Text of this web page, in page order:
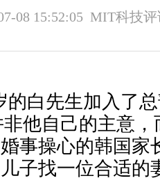
08 15:52:05 MIT科技
白先生加入了总
他自己的主意
事操心的韩国家
子找一位合适的